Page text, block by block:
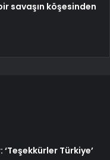
savaşın köşesinden
Türkiye’